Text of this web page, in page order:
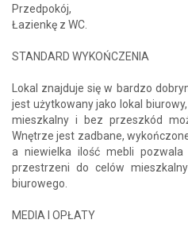
Przedpokój,
Łazienkę z WC.
STANDARD WYKOŃCZENIA
Lokal znajduje się w bardzo
jest użytkowany jako lokal
mieszkalny i bez przeszkód
Wnętrze jest zadbane,
a niewielka ilość mebli
przestrzeni do celów
biurowego.
MEDIA I OPŁATY